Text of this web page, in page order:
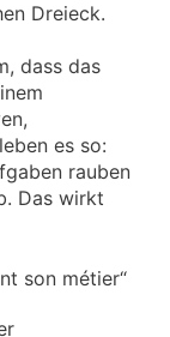
Dreieck.
dass das
es so:
rauben
Das wirkt
son métier“